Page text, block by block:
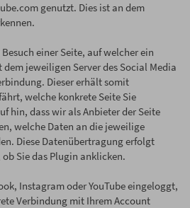
genutzt. Dies ist an dem
einer Seite, auf welcher ein
jeweiligen Server des Social Media
Dieser erhält somit
welche konkrete Seite Sie
hin, dass wir als Anbieter der Seite
welche Daten an die jeweilige
Diese Datenübertragung erfolgt
Sie das Plugin anklicken.
Instagram oder YouTube eingeloggt,
Verbindung mit Ihrem Account